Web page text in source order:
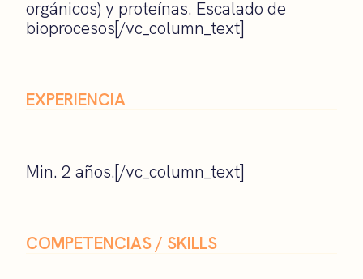
orgánicos) y proteínas. Escalado de
bioprocesos[/vc_column_text]
EXPERIENCIA
Min. 2 años.[/vc_column_text]
COMPETENCIAS / SKILLS